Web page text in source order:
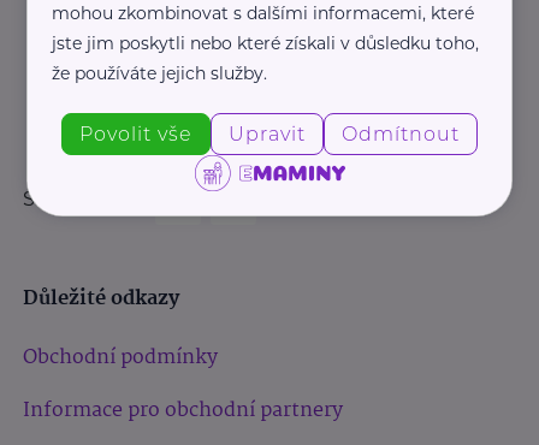
Sledujte nás:
Důležité odkazy
Obchodní podmínky
Informace pro obchodní partnery
mohou zkombinovat s dalšími informacemi, které
jste jim poskytli nebo které získali v důsledku toho,
že používáte jejich služby.
Povolit vše Upravit Odmítnout